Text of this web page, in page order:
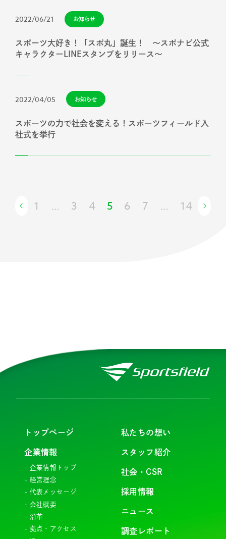
2022/06/21 お知らせ
スポーツ大好き！「スポ丸」誕生！ ～スポナビ公式
キャラクターLINEスタンプをリリース～
2022/04/05 お知らせ
スポーツの力で社会を変える！スポーツフィールド入
社式を挙行
1 … 3 4 5 6 7 … 14
トップページ
企業情報
企業情報トップ
経営理念
代表メッセージ
会社概要
沿革
拠点・アクセス
私たちの想い
スタッフ紹介
社会・CSR
採用情報
ニュース
調査レポート